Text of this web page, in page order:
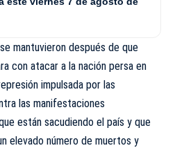
mantuvieron después de que
con atacar a la nación persa en
impulsada por las
las manifestaciones
están sacudiendo el país y que
elevado número de muertos y